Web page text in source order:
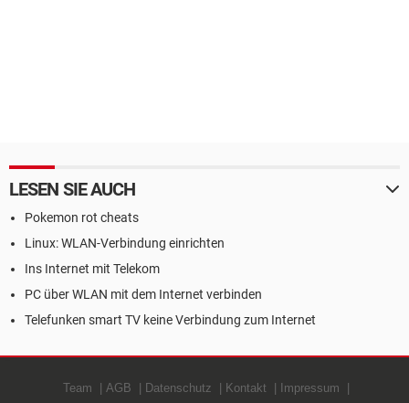
LESEN SIE AUCH
Pokemon rot cheats
Linux: WLAN-Verbindung einrichten
Ins Internet mit Telekom
PC über WLAN mit dem Internet verbinden
Telefunken smart TV keine Verbindung zum Internet
Team AGB Datenschutz Kontakt Impressum